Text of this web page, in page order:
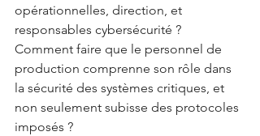
opérationnelles, direction, et
responsables cybersécurité ?
Comment faire que le personnel de
production comprenne son rôle dans
la sécurité des systèmes critiques, et
non seulement subisse des protocoles
imposés ?